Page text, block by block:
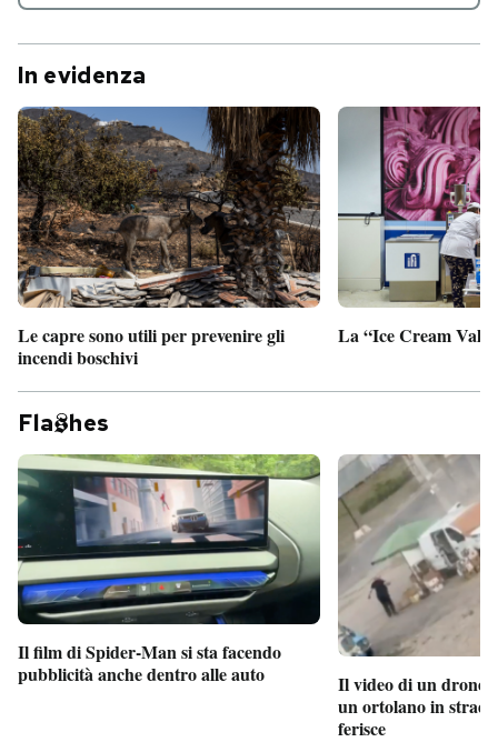
In evidenza
Le capre sono utili per prevenire gli
incendi boschivi
La “Ice Cream
Fla hes
Il film di Spider-Man si sta facendo
pubblicità anche dentro alle auto
Il video di un drone
un ortolano in
ferisce